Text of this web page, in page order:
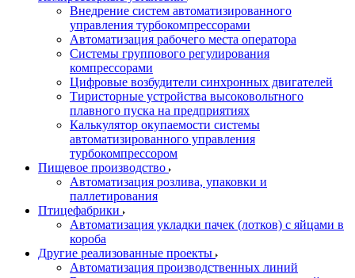
Внедрение систем автоматизированного
управления турбокомпрессорами
Автоматизация рабочего места оператора
Системы группового регулирования
компрессорами
Цифровые возбудители синхронных двигателей
Тиристорные устройства высоковольтного
плавного пуска на предприятиях
Калькулятор окупаемости системы
автоматизированного управления
турбокомпрессором
Пищевое производство
Автоматизация розлива, упаковки и
паллетирования
Птицефабрики
Автоматизация укладки пачек (лотков) с яйцами в
короба
Другие реализованные проекты
Автоматизация производственных линий